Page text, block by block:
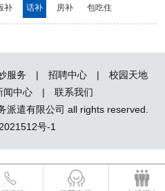
补 话补 房补 包吃住
服务 | 招聘中心 |
校园天地
闻中心 |
联系我们
派遣有限公司 all rights reserved.
号-1